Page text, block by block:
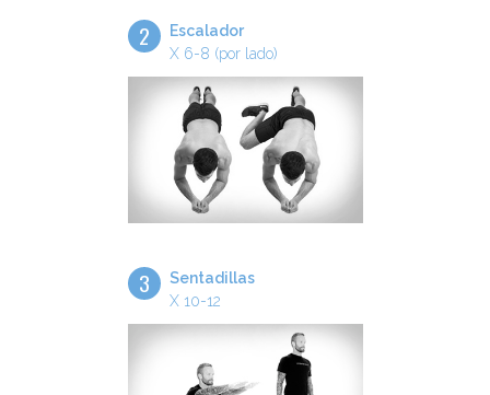
2
Escalador
X 6-8 (por lado)
3
Sentadillas
X 10-12